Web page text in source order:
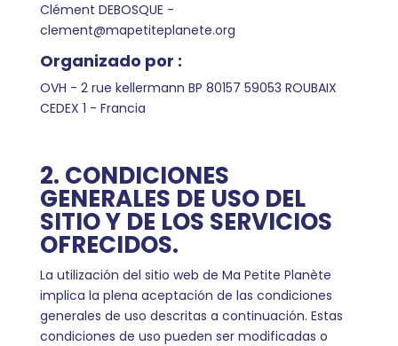
Clément DEBOSQUE -
clement@mapetiteplanete.org
Organizado por :
OVH - 2 rue kellermann BP 80157 59053 ROUBAIX
CEDEX 1 - Francia
2. CONDICIONES
GENERALES DE USO DEL
SITIO Y DE LOS SERVICIOS
OFRECIDOS.
La utilización del sitio web de Ma Petite Planète
implica la plena aceptación de las condiciones
generales de uso descritas a continuación. Estas
condiciones de uso pueden ser modificadas o